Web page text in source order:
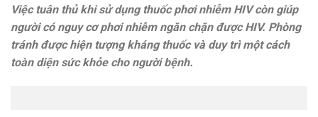
Việc tuân thủ khi sử dụng thuốc phơi nhiễm HIV còn giúp
người có nguy cơ phơi nhiễm ngăn chặn được HIV. Phòng
tránh được hiện tượng kháng thuốc và duy trì một cách
toàn diện sức khỏe cho người bệnh.